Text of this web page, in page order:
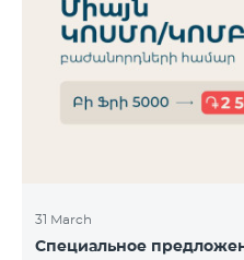
31 March
Специальное